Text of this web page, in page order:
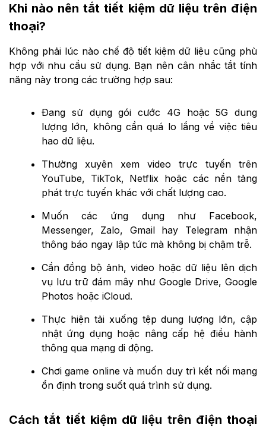
Khi nào nên tắt tiết kiệm dữ liệu trên điện
thoại?
Không phải lúc nào chế độ tiết kiệm dữ liệu cũng phù
hợp với nhu cầu sử dụng. Bạn nên cân nhắc tắt tính
năng này trong các trường hợp sau:
Đang sử dụng gói cước 4G hoặc 5G dung
lượng lớn, không cần quá lo lắng về việc tiêu
hao dữ liệu.
Thường xuyên xem video trực tuyến trên
YouTube, TikTok, Netflix hoặc các nền tảng
phát trực tuyến khác với chất lượng cao.
Muốn các ứng dụng như Facebook,
Messenger, Zalo, Gmail hay Telegram nhận
thông báo ngay lập tức mà không bị chậm trễ.
Cần đồng bộ ảnh, video hoặc dữ liệu lên dịch
vụ lưu trữ đám mây như Google Drive, Google
Photos hoặc iCloud.
Thực hiện tải xuống tệp dung lượng lớn, cập
nhật ứng dụng hoặc nâng cấp hệ điều hành
thông qua mạng di động.
Chơi game online và muốn duy trì kết nối mạng
ổn định trong suốt quá trình sử dụng.
Cách tắt tiết kiệm dữ liệu trên điện thoại